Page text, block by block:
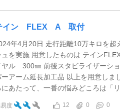
イン FLEX A 取付
年4月20日 走行距離10万キロを超
ュを実施 用意したものは テイン
ヤル 300㎜ 前後スタビライザーシ
ーアーム延長加工品 以上を用意しま
にあたって、一番の悩みどころは「
度 12 0
0